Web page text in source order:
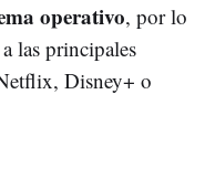
operativo, por lo
las principales
Disney+ o